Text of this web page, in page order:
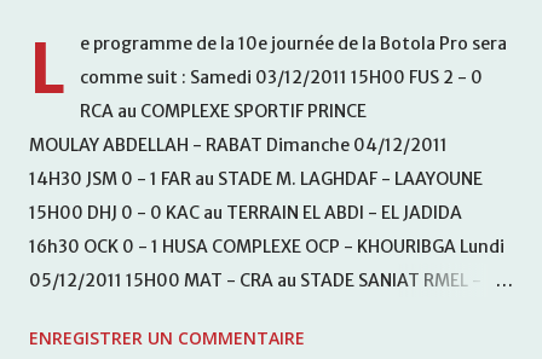
L
e programme de la 10e journée de la Botola Pro sera
comme suit : Samedi 03/12/2011 15H00 FUS 2 - 0
RCA au COMPLEXE SPORTIF PRINCE
MOULAY ABDELLAH - RABAT Dimanche 04/12/2011
14H30 JSM 0 - 1 FAR au STADE M. LAGHDAF - LAAYOUNE
15H00 DHJ 0 - 0 KAC au TERRAIN EL ABDI - EL JADIDA
16h30 OCK 0 - 1 HUSA COMPLEXE OCP - KHOURIBGA Lundi
05/12/2011 15H00 MAT - CRA au STADE SANIAT RMEL -
KHEMISET Mardi 06/12/2011 15H00 WAF - OCS au
ENREGISTRER UN COMMENTAIRE